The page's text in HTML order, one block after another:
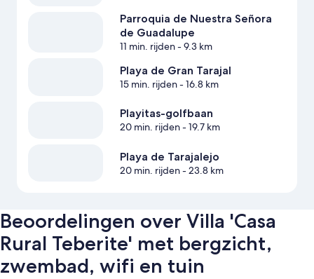
Parroquia de Nuestra Señora
de Guadalupe
11 min. rijden- 9.3 km
Playa de Gran Tarajal
15 min. rijden- 16.8 km
Playitas-golfbaan
20 min. rijden- 19.7 km
Playa de Tarajalejo
20 min. rijden- 23.8 km
Beoordelingen over Villa 'Casa
Rural Teberite' met bergzicht,
zwembad, wifi en tuin